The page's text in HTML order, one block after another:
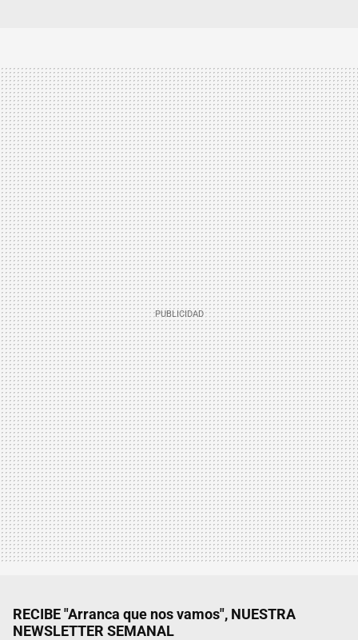
RECIBE "Arranca que nos vamos", NUESTRA
NEWSLETTER SEMANAL